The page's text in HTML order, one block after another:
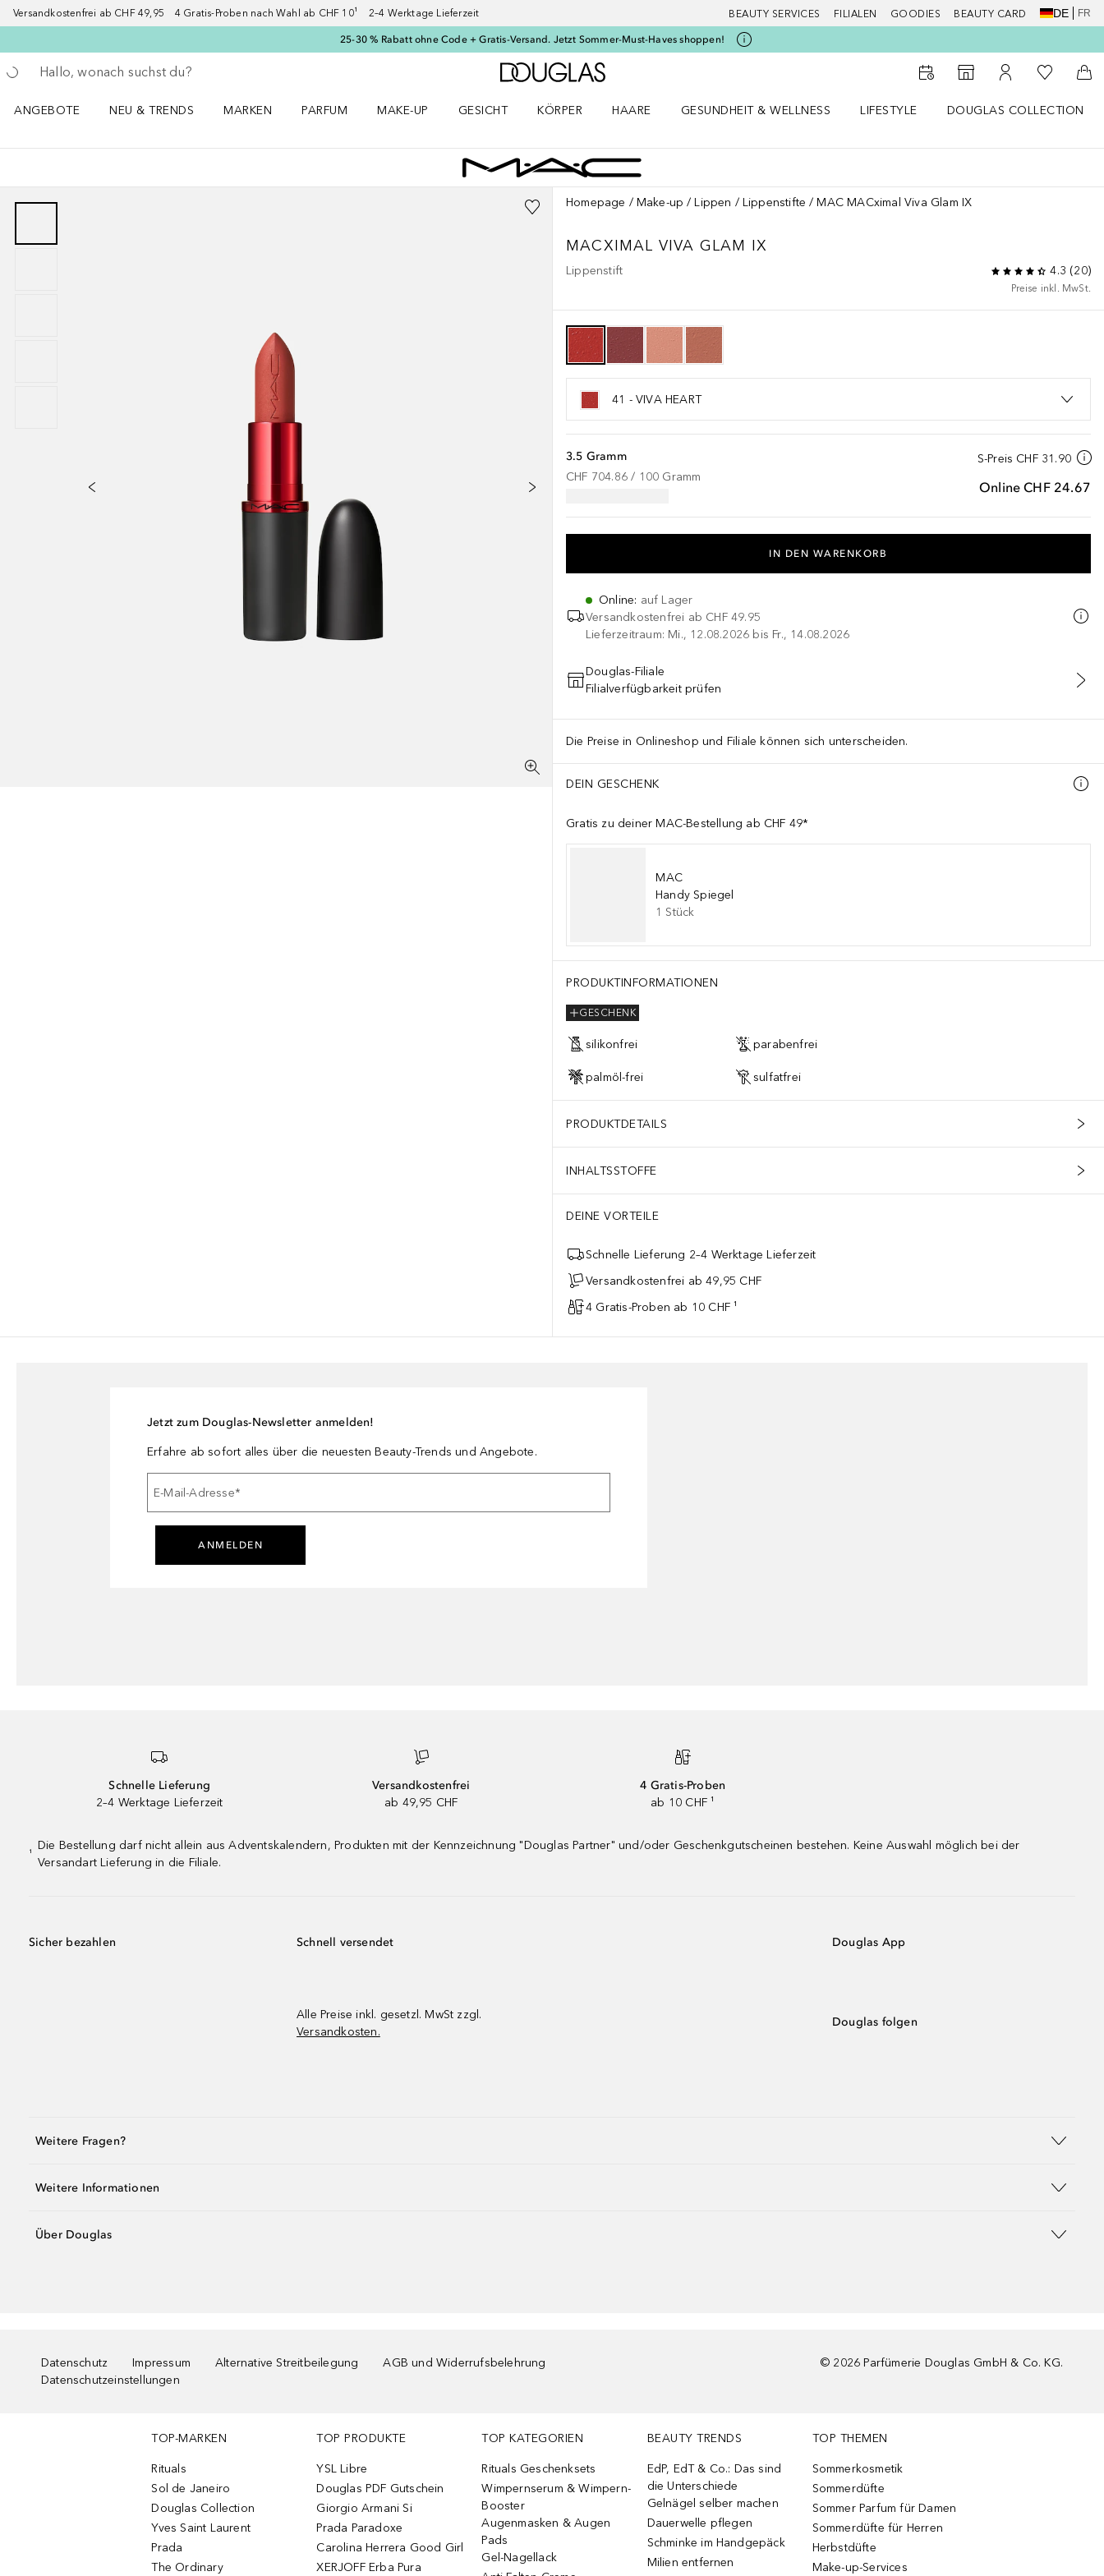
Versandkostenfrei ab CHF 49,95 4 Gratis-Proben nach Wahl ab CHF 10¹ 2–4 Werktage Lieferzeit BEAUTY SERVICES FILIALEN GOODIES BEAUTY CARD DE FR
25-30 % Rabatt ohne Code + Gratis-Versand. Jetzt Sommer-Must-Haves shoppen!
Gehe zurück
Suche ausführen
Zur Douglas Startseite
Zum Storefinder
Zu Meinem
Zu Meiner
ANGEBOTE
NEU & TRENDS
MARKEN
PARFUM
MAKE-UP
GESICHT
KÖRPER
HAARE
GESUNDHEIT & WELLNESS
LIFESTYLE
DOUGLAS COLLECTION
Homepage Make-up Lippen Lippenstifte MAC MACximal Viva Glam IX
MACXIMAL VIVA GLAM IX
Lippenstift 4.3 (20)
Preise inkl. MwSt.
41 - VIVA HEART
S-Preis CHF 31.90
Online CHF 24.67
3.5 Gramm
CHF 704.86 / 100 Gramm
IN DEN WARENKORB
Online: auf Lager
Versandkostenfrei ab CHF 49.95
Lieferzeitraum: Mi., 12.08.2026 bis Fr., 14.08.2026
Douglas-Filiale
Filialverfügbarkeit prüfen
Die Preise in Onlineshop und Filiale können sich unterscheiden.
DEIN GESCHENK
Gratis zu deiner MAC-Bestellung ab CHF 49*
MAC
Handy Spiegel
1 Stück
PRODUKTINFORMATIONEN
GESCHENK
silikonfrei parabenfrei
palmöl-frei sulfatfrei
PRODUKTDETAILS
INHALTSSTOFFE
DEINE VORTEILE
Schnelle Lieferung 2–4 Werktage Lieferzeit
Versandkostenfrei ab 49,95 CHF
4 Gratis-Proben ab 10 CHF ¹
Jetzt zum Douglas-Newsletter anmelden!
Erfahre ab sofort alles über die neuesten Beauty-Trends und Angebote.
E-Mail-Adresse*
ANMELDEN
Schnelle Lieferung
2–4 Werktage Lieferzeit
Versandkostenfrei
ab 49,95 CHF
4 Gratis-Proben
ab 10 CHF ¹
¹
Die Bestellung darf nicht allein aus Adventskalendern, Produkten mit der Kennzeichnung "Douglas Partner" und/oder Geschenkgutscheinen bestehen. Keine Auswahl möglich bei der
Versandart Lieferung in die Filiale.
Sicher bezahlen Schnell versendet
Alle Preise inkl. gesetzl. MwSt zzgl.
Versandkosten.
Douglas App
Douglas folgen
Weitere Fragen?
Weitere Informationen
Über Douglas
Datenschutz Impressum Alternative Streitbeilegung
AGB und Widerrufsbelehrung
Datenschutzeinstellungen
© 2026 Parfümerie Douglas GmbH & Co. KG.
TOP-MARKEN
Rituals
Sol de Janeiro
Douglas Collection
Yves Saint Laurent
Prada
The Ordinary
TOP PRODUKTE
YSL Libre
Douglas PDF Gutschein
Giorgio Armani Si
Prada Paradoxe
Carolina Herrera Good Girl
XERJOFF Erba Pura
TOP KATEGORIEN
Rituals Geschenksets
Wimpernserum & Wimpern-
Booster
Augenmasken & Augen
Pads
Gel-Nagellack
BEAUTY TRENDS
EdP, EdT & Co.: Das sind
die Unterschiede
Gelnägel selber machen
Dauerwelle pflegen
Schminke im Handgepäck
Milien entfernen
TOP THEMEN
Sommerkosmetik
Sommerdüfte
Sommer Parfum für Damen
Sommerdüfte für Herren
Herbstdüfte
Make-up-Services